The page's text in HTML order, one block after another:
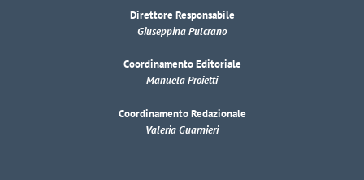
Direttore Responsabile
Giuseppina Pulcrano
Coordinamento Editoriale
Manuela Proietti
Coordinamento Redazionale
Valeria Guarnieri